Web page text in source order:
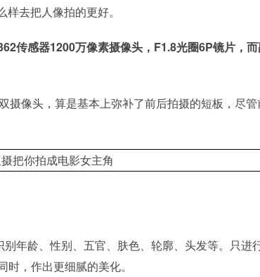
去把人像拍的更好。
传感器1200万像素摄像头，F1.8光圈6P镜片，
摄像头，算是基本上弥补了前后拍摄的短板，尽
年龄、性别、五官、肤色、轮廓、头发等。只进
，作出更细腻的美化。